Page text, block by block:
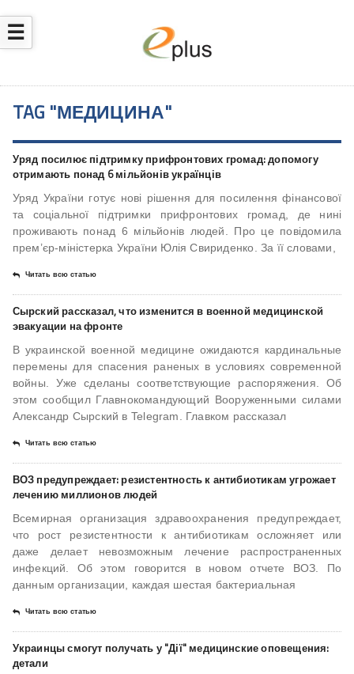
☰
TAG "МЕДИЦИНА"
Уряд посилює підтримку прифронтових громад: допомогу
отримають понад 6 мільйонів українців
Уряд України готує нові рішення для посилення фінансової
та соціальної підтримки прифронтових громад, де нині
проживають понад 6 мільйонів людей. Про це повідомила
прем’єр-міністерка України Юлія Свириденко. За її словами,
Читать всю статью
Сырский рассказал, что изменится в военной медицинской
эвакуации на фронте
В украинской военной медицине ожидаются кардинальные
перемены для спасения раненых в условиях современной
войны. Уже сделаны соответствующие распоряжения. Об
этом сообщил Главнокомандующий Вооруженными силами
Александр Сырский в Telegram. Главком рассказал
Читать всю статью
ВОЗ предупреждает: резистентность к антибиотикам угрожает
лечению миллионов людей
Всемирная организация здравоохранения предупреждает,
что рост резистентности к антибиотикам осложняет или
даже делает невозможным лечение распространенных
инфекций. Об этом говорится в новом отчете ВОЗ. По
данным организации, каждая шестая бактериальная
Читать всю статью
Украинцы смогут получать у "Дії" медицинские оповещения:
детали